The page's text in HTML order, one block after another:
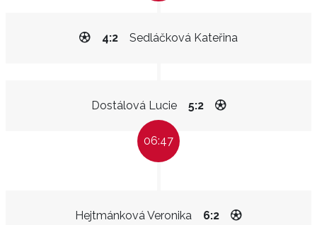
Sedláčková Kateřina
4:2
Dostálová Lucie 5:2
06:47
Hejtmánková Veronika 6:2